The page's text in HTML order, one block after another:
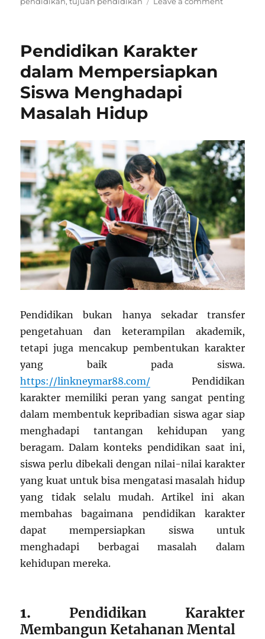
Pendidikan Karakter
dalam Mempersiapkan
Siswa Menghadapi
Masalah Hidup
Pendidikan bukan hanya sekadar transfer
pengetahuan dan keterampilan akademik,
tetapi juga mencakup pembentukan karakter
yang baik pada siswa.
https://linkneymar88.com/ Pendidikan
karakter memiliki peran yang sangat penting
dalam membentuk kepribadian siswa agar siap
menghadapi tantangan kehidupan yang
beragam. Dalam konteks pendidikan saat ini,
siswa perlu dibekali dengan nilai-nilai karakter
yang kuat untuk bisa mengatasi masalah hidup
yang tidak selalu mudah. Artikel ini akan
membahas bagaimana pendidikan karakter
dapat mempersiapkan siswa untuk
menghadapi berbagai masalah dalam
kehidupan mereka.
1. Pendidikan Karakter
Membangun Ketahanan Mental